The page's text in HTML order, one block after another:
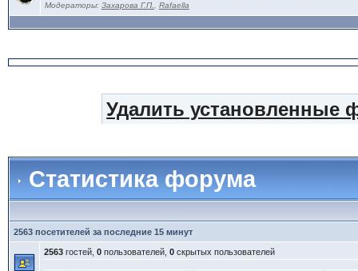
Модераторы: Захарова Г.П. Rafaella
Удалить установленные
Статистика форума
2563 посетителей за последние 15 минут
2563гостей, 0пользователей, 0скрытых пользователей